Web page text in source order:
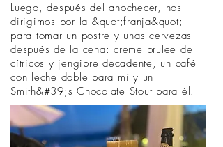
Luego, después del anochecer, nos
dirigimos por la &quot;franja&quot;
para tomar un postre y unas cervezas
después de la cena: creme brulee de
cítricos y jengibre decadente, un café
con leche doble para mí y un
Smith&#39;s Chocolate Stout para él.